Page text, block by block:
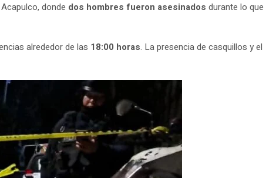
donde dos hombres fueron asesinados durante lo que
alrededor de las 18:00 horas. La presencia de casquillos y el